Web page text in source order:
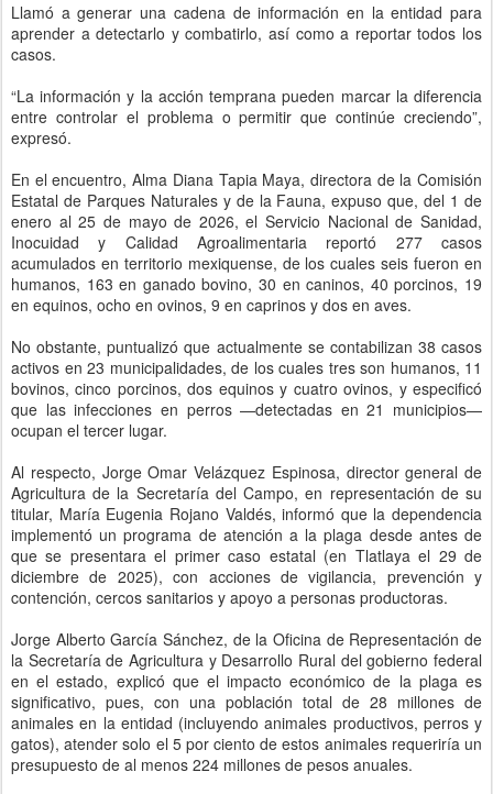
Llamó a generar una cadena de información en la entidad para
aprender a detectarlo y combatirlo, así como a reportar todos los
casos.
“La información y la acción temprana pueden marcar la diferencia
entre controlar el problema o permitir que continúe creciendo”,
expresó.
En el encuentro, Alma Diana Tapia Maya, directora de la Comisión
Estatal de Parques Naturales y de la Fauna, expuso que, del 1 de
enero al 25 de mayo de 2026, el Servicio Nacional de Sanidad,
Inocuidad y Calidad Agroalimentaria reportó 277 casos
acumulados en territorio mexiquense, de los cuales seis fueron en
humanos, 163 en ganado bovino, 30 en caninos, 40 porcinos, 19
en equinos, ocho en ovinos, 9 en caprinos y dos en aves.
No obstante, puntualizó que actualmente se contabilizan 38 casos
activos en 23 municipalidades, de los cuales tres son humanos, 11
bovinos, cinco porcinos, dos equinos y cuatro ovinos, y especificó
que las infecciones en perros —detectadas en 21 municipios—
ocupan el tercer lugar.
Al respecto, Jorge Omar Velázquez Espinosa, director general de
Agricultura de la Secretaría del Campo, en representación de su
titular, María Eugenia Rojano Valdés, informó que la dependencia
implementó un programa de atención a la plaga desde antes de
que se presentara el primer caso estatal (en Tlatlaya el 29 de
diciembre de 2025), con acciones de vigilancia, prevención y
contención, cercos sanitarios y apoyo a personas productoras.
Jorge Alberto García Sánchez, de la Oficina de Representación de
la Secretaría de Agricultura y Desarrollo Rural del gobierno federal
en el estado, explicó que el impacto económico de la plaga es
significativo, pues, con una población total de 28 millones de
animales en la entidad (incluyendo animales productivos, perros y
gatos), atender solo el 5 por ciento de estos animales requeriría un
presupuesto de al menos 224 millones de pesos anuales.